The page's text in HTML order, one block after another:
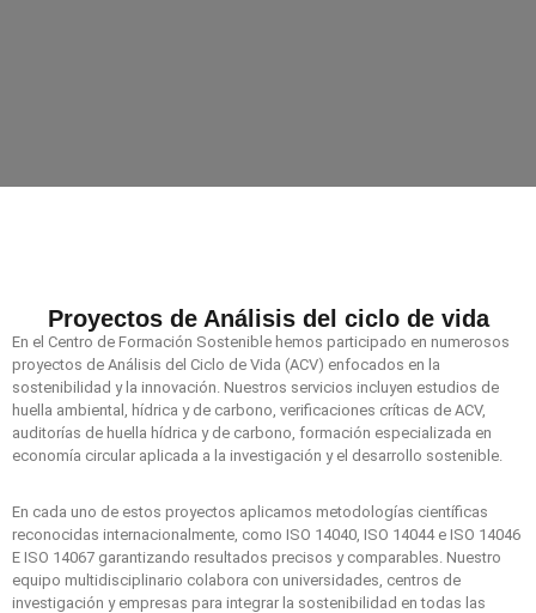
Proyectos de Análisis del ciclo de vida
En el Centro de Formación Sostenible hemos participado en numerosos
proyectos de Análisis del Ciclo de Vida (ACV) enfocados en la
sostenibilidad y la innovación. Nuestros servicios incluyen estudios de
huella ambiental, hídrica y de carbono, verificaciones críticas de ACV,
auditorías de huella hídrica y de carbono, formación especializada en
economía circular aplicada a la investigación y el desarrollo sostenible.
En cada uno de estos proyectos aplicamos metodologías científicas
reconocidas internacionalmente, como ISO 14040, ISO 14044 e ISO 14046
E ISO 14067 garantizando resultados precisos y comparables. Nuestro
equipo multidisciplinario colabora con universidades, centros de
investigación y empresas para integrar la sostenibilidad en todas las